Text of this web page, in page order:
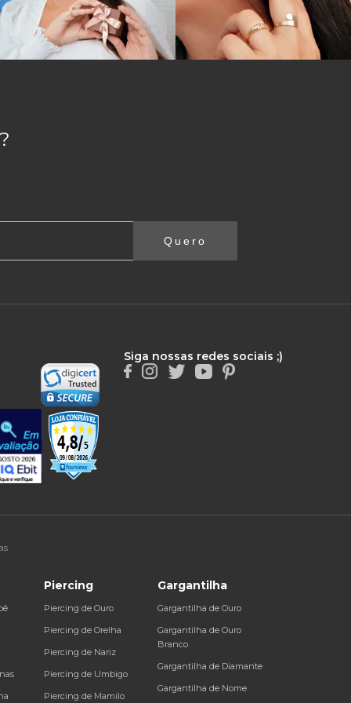
Quero
Siga nossas redes sociais ;)
Piercing
Piercing de Ouro
Piercing de Orelha
Piercing de Nariz
Piercing de Umbigo
Piercing de Mamilo
Gargantilha
Gargantilha de Ouro
Gargantilha de Ouro
Branco
Gargantilha de Diamante
Gargantilha de Nome